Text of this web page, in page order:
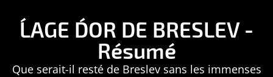
L´AGE D´OR DE BRESLEV -
Résumé
Que serait-il resté de Breslev sans les immenses